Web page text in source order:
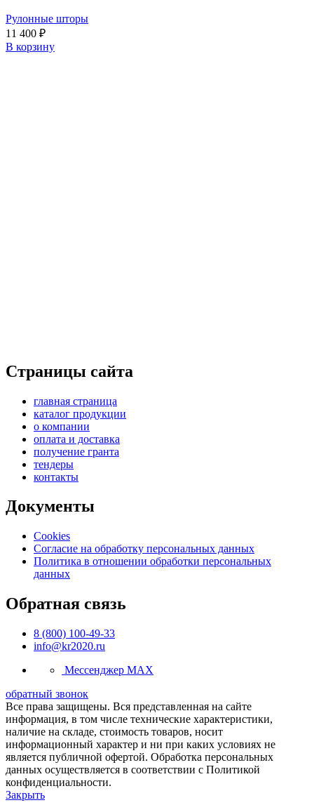
Рулонные шторы
11 400 ₽
В корзину
Страницы сайта
главная страница
каталог продукции
о компании
оплата и доставка
получение гранта
тендеры
контакты
Документы
Cookies
Согласие на обработку персональных данных
Политика в отношении обработки персональных
данных
Обратная связь
8 (800) 100-49-33
info@kr2020.ru
Мессенджер MAX
обратный звонок
Все права защищены. Вся представленная на сайте
информация, в том числе технические характеристики,
наличие на складе, стоимость товаров, носит
информационный характер и ни при каких условиях не
является публичной офертой. Обработка персональных
данных осуществляется в соответствии с Политикой
конфиденциальности.
Закрыть